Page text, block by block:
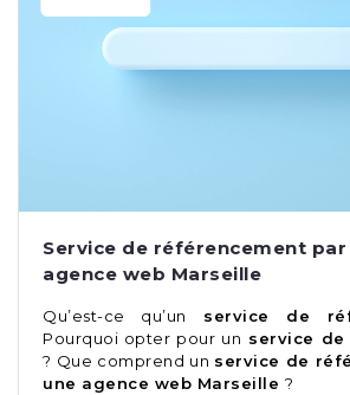
Service de référencement
agence web Marseille
Qu’est-ce qu’un service de
Pourquoi opter pour un service
? Que comprend un service de
une agence web Marseille ?